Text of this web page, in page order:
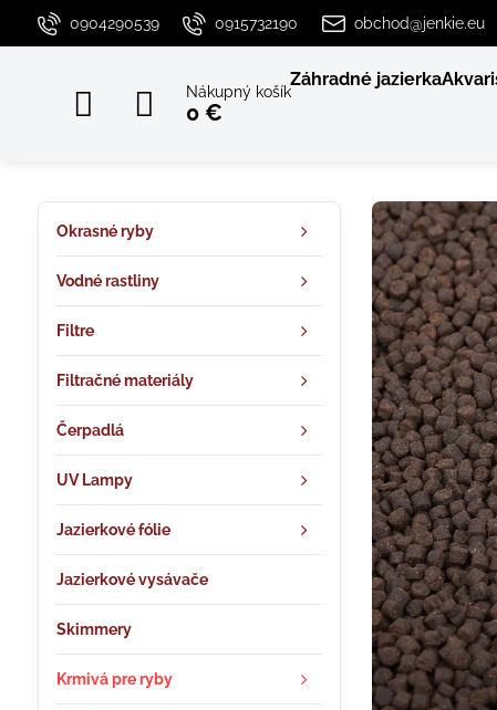
0904290539 0915732190 obchod@jenkie.eu
Nákupný košík
0 €
Záhradné jazierka
Okrasné ryby
Vodné rastliny
Filtre
Filtračné materiály
Čerpadlá
UV Lampy
Jazierkové fólie
Jazierkové vysávače
Skimmery
Krmivá pre ryby